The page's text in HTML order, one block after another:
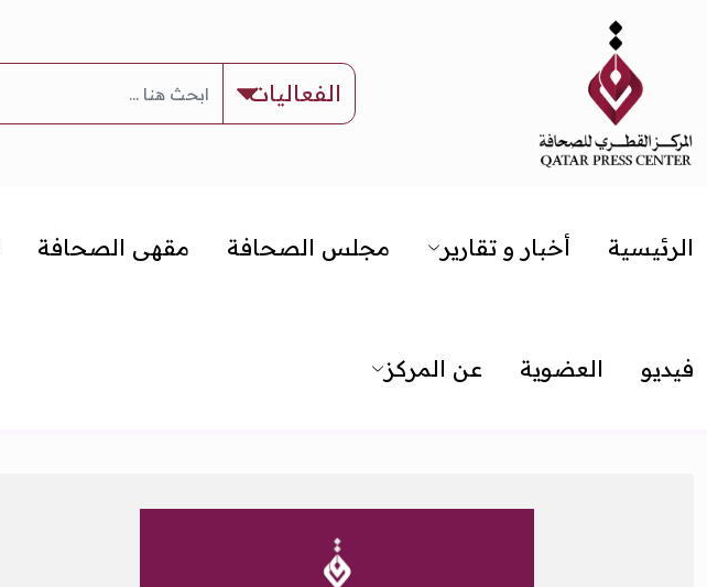
الرئيسية أخبار و تقارير مجلس الصحافة مقهى الصحافة
فيديو العضوية عن المركز